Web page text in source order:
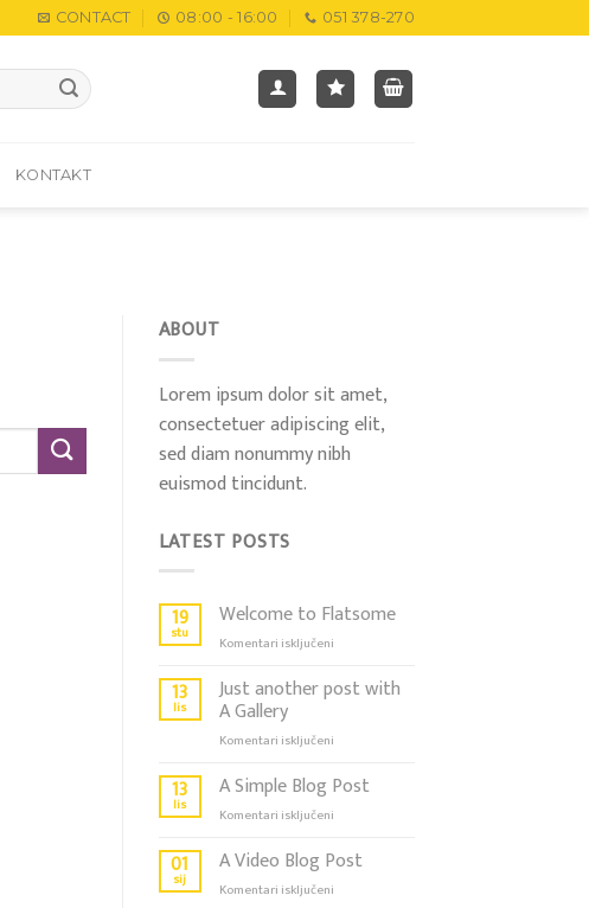
CONTACT 08:00 - 16:00 051 378-270
KONTAKT
ABOUT
Lorem ipsum dolor sit amet,
consectetuer adipiscing elit,
sed diam nonummy nibh
euismod tincidunt.
LATEST POSTS
19
stu
Welcome to Flatsome
Komentari isključeniza
to
13
lis
Just another post with
A Gallery
Komentari isključeniza
another
with
Gallery
13
lis
A Simple Blog Post
Komentari isključeniza
Simple
Post
01
sij
A Video Blog Post
Komentari isključeniza